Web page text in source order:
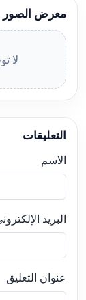
معرض الصور
لا
التعليقات
الاسم
البريد
عنوان التعليق